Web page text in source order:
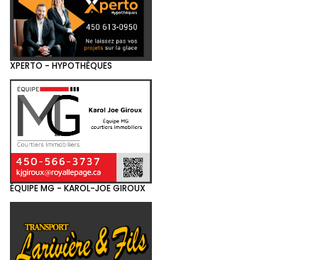
XPERTO - HYPOTHÈQUES
ÉQUIPE MG - KAROL-JOE GIROUX